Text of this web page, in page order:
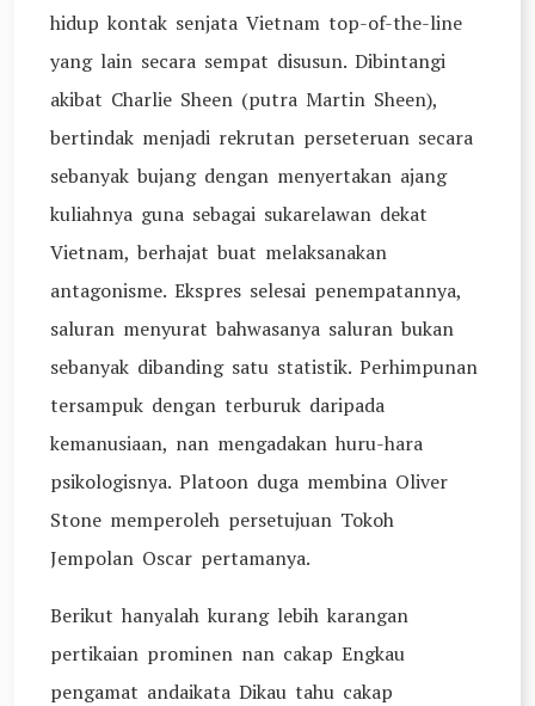
hidup kontak senjata Vietnam top-of-the-line
yang lain secara sempat disusun. Dibintangi
akibat Charlie Sheen (putra Martin Sheen),
bertindak menjadi rekrutan perseteruan secara
sebanyak bujang dengan menyertakan ajang
kuliahnya guna sebagai sukarelawan dekat
Vietnam, berhajat buat melaksanakan
antagonisme. Ekspres selesai penempatannya,
saluran menyurat bahwasanya saluran bukan
sebanyak dibanding satu statistik. Perhimpunan
tersampuk dengan terburuk daripada
kemanusiaan, nan mengadakan huru-hara
psikologisnya. Platoon duga membina Oliver
Stone memperoleh persetujuan Tokoh
Jempolan Oscar pertamanya.
Berikut hanyalah kurang lebih karangan
pertikaian prominen nan cakap Engkau
pengamat andaikata Dikau tahu cakap